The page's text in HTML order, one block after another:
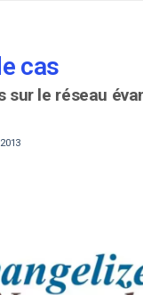
cas
sur le réseau